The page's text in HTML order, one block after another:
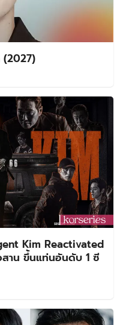
(2027)
Kim Reactivated
าน ขึ้นแท่นอันดับ 1 ซี